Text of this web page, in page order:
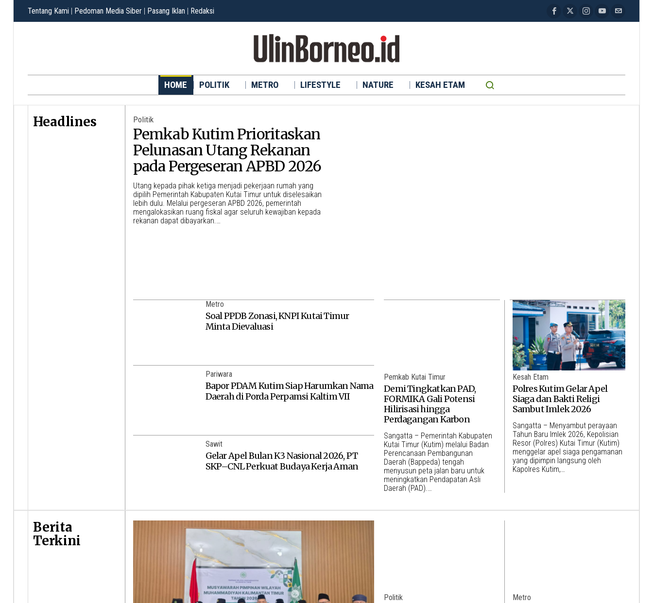
Tentang Kami | Pedoman Media Siber | Pasang Iklan | Redaksi
HOME POLITIK METRO LIFESTYLE NATURE KESAH ETAM
Politik
Pemkab Kutim Prioritaskan
Pelunasan Utang Rekanan
pada Pergeseran APBD 2026
Utang kepada pihak ketiga menjadi pekerjaan rumah yang
dipilih Pemerintah Kabupaten Kutai Timur untuk diselesaikan
lebih dulu. Melalui pergeseran APBD 2026, pemerintah
mengalokasikan ruang fiskal agar seluruh kewajiban kepada
rekanan dapat dibayarkan.…
Metro
Soal PPDB Zonasi, KNPI Kutai Timur
Minta Dievaluasi
Pariwara
Bapor PDAM Kutim Siap Harumkan Nama
Daerah di Porda Perpamsi Kaltim VII
Sawit
Gelar Apel Bulan K3 Nasional 2026, PT
SKP–CNL Perkuat Budaya Kerja Aman
Pemkab Kutai Timur
Demi Tingkatkan PAD,
FORMIKA Gali Potensi
Hilirisasi hingga
Perdagangan Karbon
Sangatta – Pemerintah Kabupaten
Kutai Timur (Kutim) melalui Badan
Perencanaan Pembangunan
Daerah (Bappeda) tengah
menyusun peta jalan baru untuk
meningkatkan Pendapatan Asli
Daerah (PAD).…
Kesah Etam
Polres Kutim Gelar Apel
Siaga dan Bakti Religi
Sambut Imlek 2026
Sangatta – Menyambut perayaan
Tahun Baru Imlek 2026, Kepolisian
Resor (Polres) Kutai Timur (Kutim)
menggelar apel siaga pengamanan
yang dipimpin langsung oleh
Kapolres Kutim,…
Headlines
Politik Metro
Berita
Terkini